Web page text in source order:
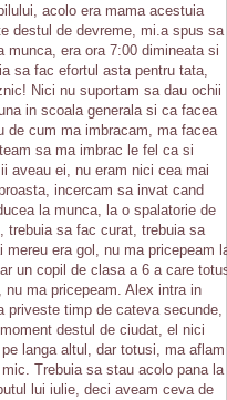
acolo era mama acestuia
destul de devreme, mi.a spus sa
era ora 7:00 dimineata si
sa fac efortul asta pentru tata,
Nici nu suportam sa dau ochii
in scoala generala si ca facea
de cum ma imbracam, ma facea
sa ma imbrac le fel ca si
aveau ei, nu eram nici cea mai
incercam sa invat cand
la munca, la o spalatorie de
trebuia sa fac curat, trebuia sa
era gol, nu ma pricepeam
un copil de clasa a 6 a care
ma pricepeam. Alex intra in
priveste timp de cateva secunde,
destul de ciudat, el nici
langa altul, dar totusi, ma aflam
Trebuia sa stau acolo pana la
lui iulie, deci aveam ceva de